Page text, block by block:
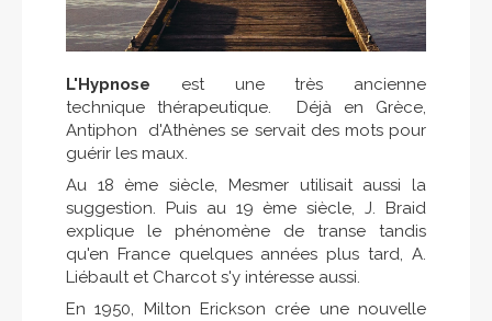
L'Hypnose est une très ancienne
technique thérapeutique. Déjà en Grèce,
Antiphon d'Athènes se servait des mots pour
guérir les maux.
Au 18 ème siècle, Mesmer utilisait aussi la
suggestion. Puis au 19 ème siècle, J. Braid
explique le phénomène de transe tandis
qu'en France quelques années plus tard, A.
Liébault et Charcot s'y intéresse aussi.
En 1950, Milton Erickson crée une nouvelle